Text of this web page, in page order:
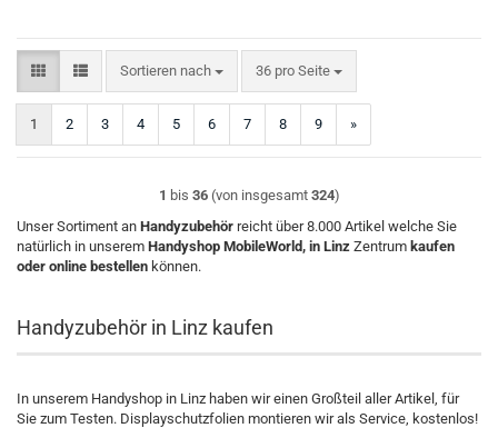
Sortieren nach
Sortieren nach 36 pro Seite
pro Seite
1 2 3 4 5 6 7 8 9 »
1 bis 36(von insgesamt 324)
Unser Sortiment an Handyzubehör reicht über 8.000 Artikel welche Sie
natürlich in unserem Handyshop MobileWorld, in Linz Zentrum kaufen
oder online bestellen können.
Handyzubehör in Linz kaufen
In unserem Handyshop in Linz haben wir einen Großteil aller Artikel, für
Sie zum Testen. Displayschutzfolien montieren wir als Service, kostenlos!